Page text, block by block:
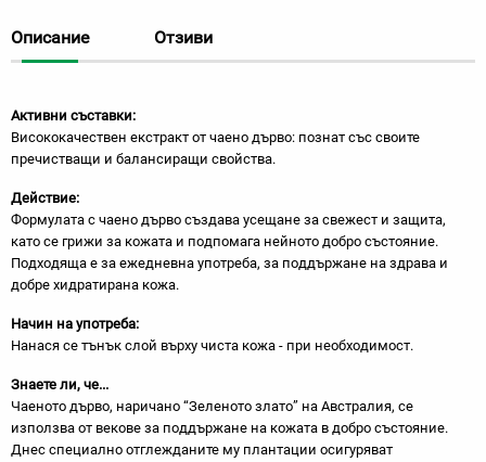
Описание Отзиви
Активни съставки:
Висококачествен екстракт от чаено дърво: познат със своите
пречистващи и балансиращи свойства.
Действие:
Формулата с чаено дърво създава усещане за свежест и защита,
като се грижи за кожата и подпомага нейното добро състояние.
Подходяща е за ежедневна употреба, за поддържане на здрава и
добре хидратирана кожа.
Начин на употреба:
Нанася се тънък слой върху чиста кожа - при необходимост.
Знаете ли, че...
Чаеното дърво, наричано “Зеленото злато” на Австралия, се
използва от векове за поддържане на кожата в добро състояние.
Днес специално отглежданите му плантации осигуряват